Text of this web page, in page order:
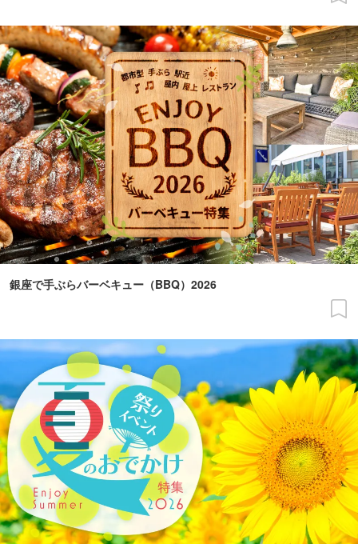
銀座で手ぶらバーベキュー（BBQ）2026